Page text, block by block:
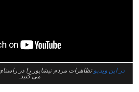
در این ویدیو تظاهرات مردم نیشابور را در
می کنید.